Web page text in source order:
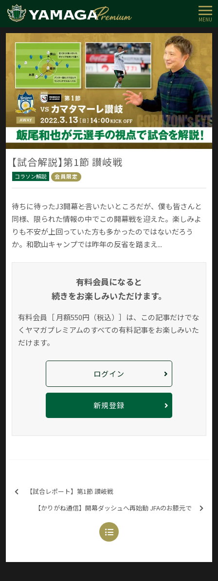
MENU
【試合解説】第1節 讃岐戦
コラソン解説 会員限定
待ちに待ったJ3開幕――と言いたいところだが、僕も皆さんと
同様、限られた情報の中でこの開幕戦を迎えた。楽しみよ
りも不安が上回っていた方も多かったのではないだろう
か。和歌山キャンプでは昨年の反省を踏まえ...
有料会員になると
続きをお楽しみいただけます。
有料会員［ 月額550円（税込）］は、この記事だけでな
く ヤマガプレミアムのすべての有料記事をお楽しみいた
だけます。
ログイン
新規登録
【試合レポート】第1節 讃岐戦
【かりがね通信】開幕ダッシュへ再始動 JFAのお膝元で